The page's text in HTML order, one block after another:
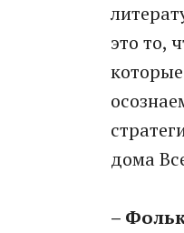
это то,
дома
–